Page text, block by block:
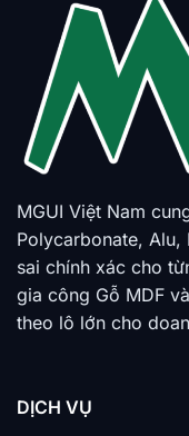
MGUI Việt Nam
Polycarbonate,
sai chính xác cho
gia công Gỗ MDF
theo lô lớn cho
DỊCH VỤ